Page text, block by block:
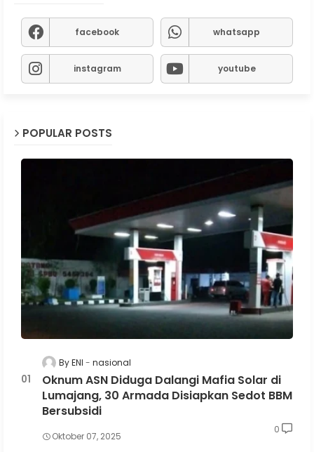
facebook whatsapp
instagram youtube
POPULAR POSTS
By ENI nasional
Oknum ASN Diduga Dalangi Mafia Solar di
Lumajang, 30 Armada Disiapkan Sedot BBM
Bersubsidi
Oktober 07, 2025
0